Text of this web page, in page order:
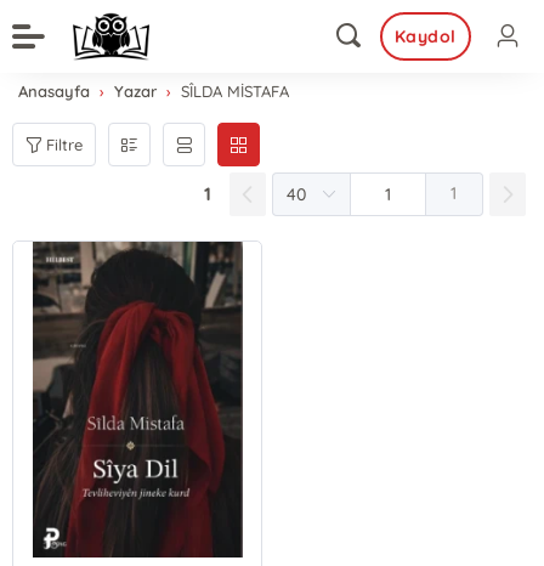
Kaydol
Anasayfa Yazar SÎLDA MİSTAFA
Filtre
1 1